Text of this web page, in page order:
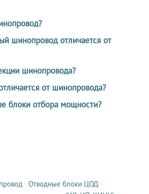
шинопровод отличается от
шинопровода?
от шинопровода?
блоки отбора мощности?
· Отводные блоки ЦОД ·